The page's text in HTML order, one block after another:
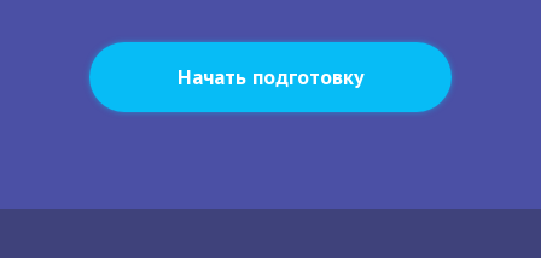
Начать подготовку